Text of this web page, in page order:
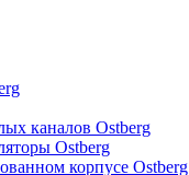
каналов Ostberg
Ostberg
корпусе Ostberg